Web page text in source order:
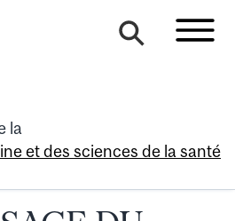
la
et des sciences de la santé